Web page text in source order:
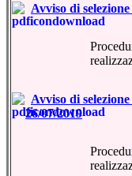
Avviso di
Avviso di
26/07/2019